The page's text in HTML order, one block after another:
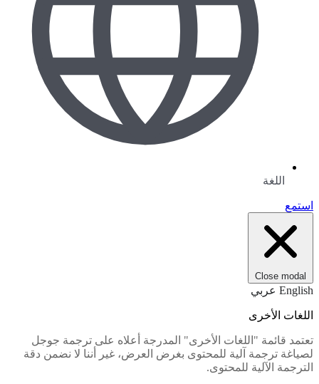
اللغة
استمع
Close modal
English عربي
اللغات الأخرى
تعتمد قائمة "اللغات الأخرى" المدرجة أعلاه على ترجمة جوجل
لصياغة ترجمة آلية للمحتوى بغرض العرض، غير أننا لا نضمن دقة
الترجمة الآلية للمحتوى.